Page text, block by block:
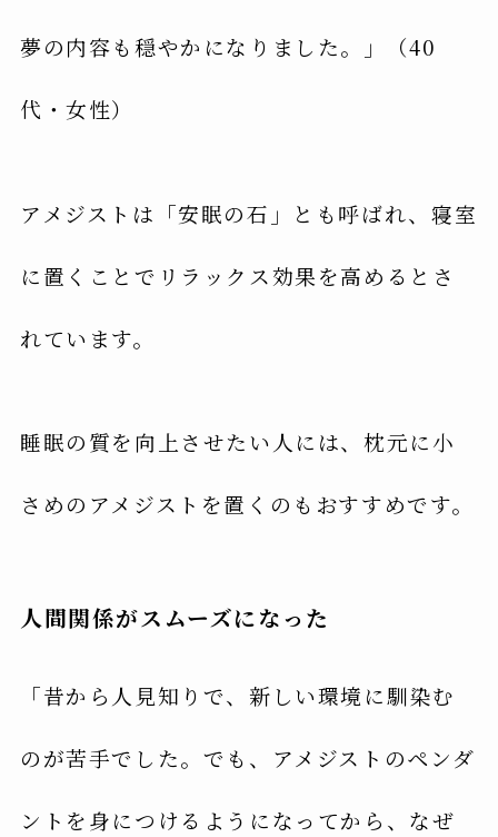
夢の内容も穏やかになりました。」（40
代・女性）
アメジストは「安眠の石」とも呼ばれ、寝室
に置くことでリラックス効果を高めるとさ
れています。
睡眠の質を向上させたい人には、枕元に小
さめのアメジストを置くのもおすすめです。
人間関係がスムーズになった
「昔から人見知りで、新しい環境に馴染む
のが苦手でした。でも、アメジストのペンダ
ントを身につけるようになってから、なぜ